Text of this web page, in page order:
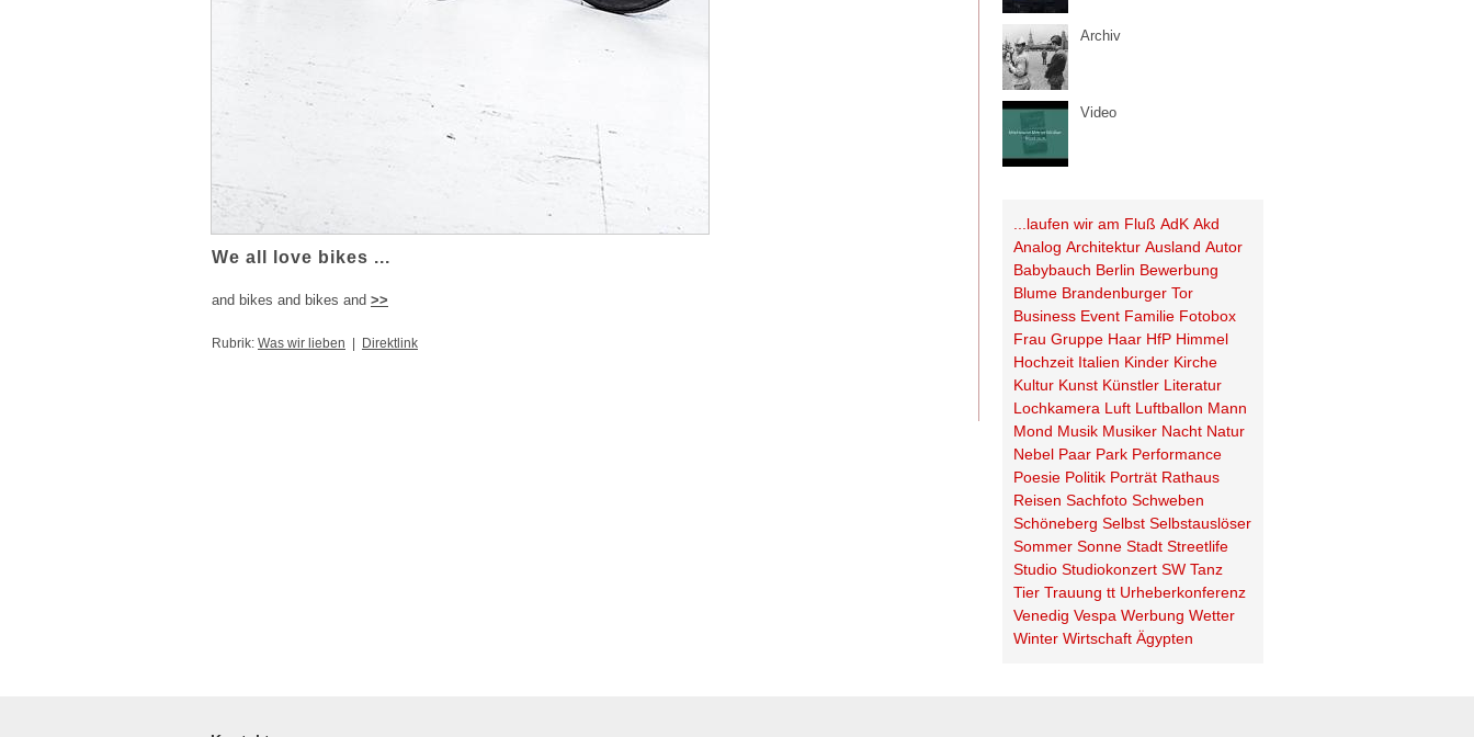
We all love bikes ...
and bikes and bikes and >>
Rubrik: Was wir lieben Direktlink
Archiv
Video
...laufen wir am Fluß AdK Akd
Analog Architektur Ausland Autor
Babybauch Berlin Bewerbung
Blume Brandenburger Tor
Business Event Familie Fotobox
Frau Gruppe Haar HfP Himmel
Hochzeit Italien Kinder Kirche
Kultur Kunst Künstler Literatur
Lochkamera Luft Luftballon Mann
Mond Musik Musiker Nacht Natur
Nebel Paar Park Performance
Poesie Politik Porträt Rathaus
Reisen Sachfoto Schweben
Schöneberg Selbst Selbstauslöser
Sommer Sonne Stadt Streetlife
Studio Studiokonzert SW Tanz
Tier Trauung tt Urheberkonferenz
Venedig Vespa Werbung Wetter
Winter Wirtschaft Ägypten